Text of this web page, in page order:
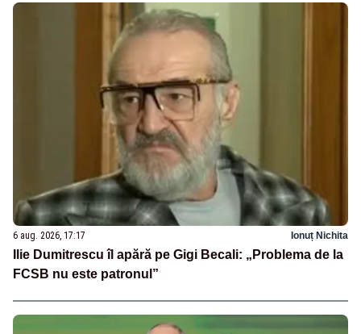
6 aug. 2026, 17:17 Ionuț Nichita
Ilie Dumitrescu îl apără pe Gigi Becali: „Problema de la
FCSB nu este patronul”